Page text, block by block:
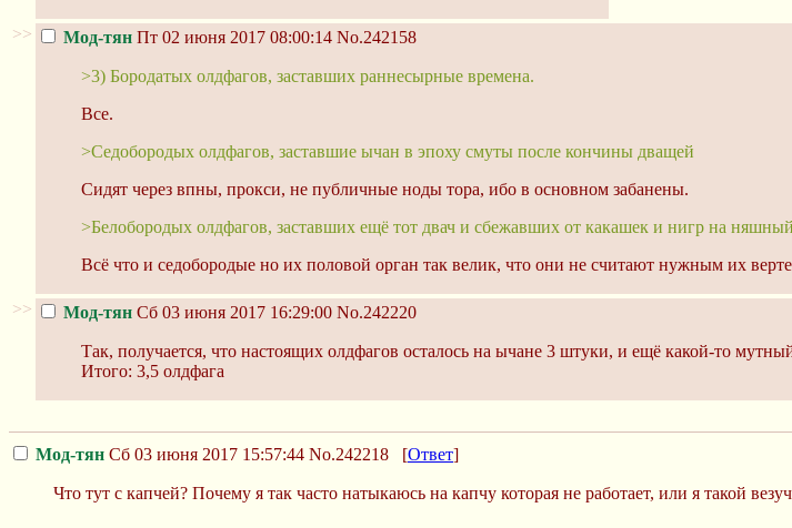
>> Мод-тян Пт 02 июня 2017 08:00:14 No.242158
>3) Бородатых олдфагов, заставших раннесырные времена.
Все.
>Седобородых олдфагов, заставшие ычан в эпоху смуты после кончины дващей
Сидят через впны, прокси, не публичные ноды тора, ибо в основном забанены.
>Белобородых олдфагов, заставших ещё тот двач и сбежавших от какашек и нигр на
Всё что и седобородые но их половой орган так велик, что они не считают нужным их
>> Мод-тян Сб 03 июня 2017 16:29:00 No.242220
Так, получается, что настоящих олдфагов осталось на ычане 3 штуки, и ещё какой-то
Итого: 3,5 олдфага
Мод-тян Сб 03 июня 2017 15:57:44 No.242218 [Ответ]
Что тут с капчей? Почему я так часто натыкаюсь на капчу которая не работает, или я такой